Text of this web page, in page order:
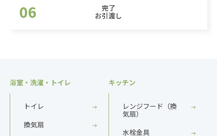
06
完了
お引渡し
浴室・洗濯・トイレ
トイレ
換気扇
キッチン
レンジフード（換
気扇）
水栓金具